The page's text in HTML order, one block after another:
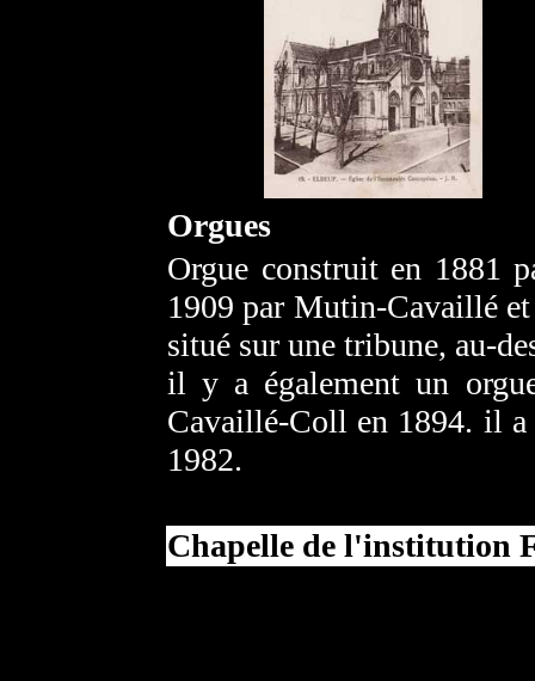
Orgues
Orgue construit en 1881
1909 par Mutin-Cavaillé
situé sur une tribune, au-
il y a également un
Cavaillé-Coll en 1894. il a
1982.
Chapelle de l'institution